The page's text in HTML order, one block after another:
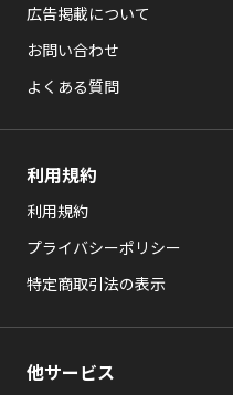
広告掲載について
お問い合わせ
よくある質問
利用規約
利用規約
プライバシーポリシー
特定商取引法の表示
他サービス